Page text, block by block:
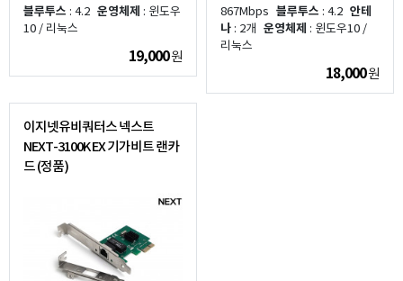
블루투스 : 4.2 운영체제 : 윈도우
10 / 리눅스
19,000원
867Mbps 블루투스 : 4.2 안테
나 : 2개 운영체제 : 윈도우10 /
리눅스
18,000원
이지넷유비쿼터스 넥스트
NEXT-3100K EX 기가비트 랜카
드 (정품)